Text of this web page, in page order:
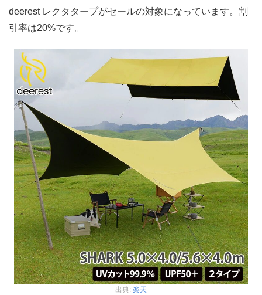
deerest レクタタープがセールの対象になっています。割
引率は20%です。
出典: 楽天